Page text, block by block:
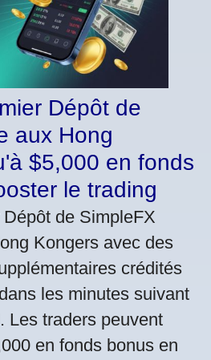
Dépôt de
aux Hong
$5,000 en fonds
le trading
de SimpleFX
Kongers avec des
crédités
les minutes suivant
Les traders peuvent
en fonds bonus en